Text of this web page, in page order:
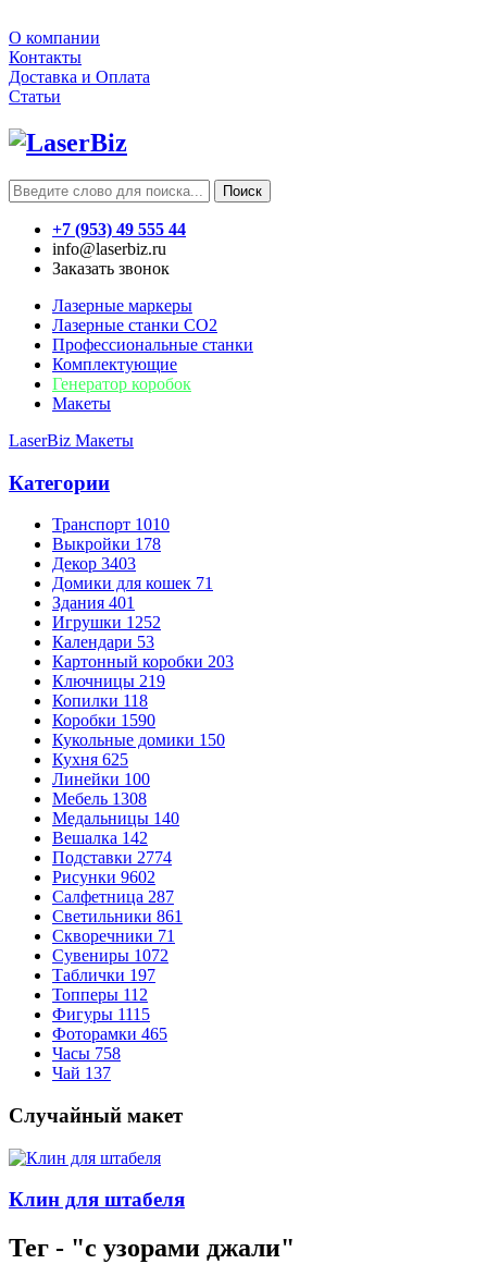
О компании
Контакты
Доставка и Оплата
Статьи
Поиск
+7 (953) 49 555 44
info@laserbiz.ru
Заказать звонок
Лазерные маркеры
Лазерные станки CO2
Профессиональные станки
Комплектующие
Генератор коробок
Макеты
LaserBiz Макеты
Категории
Транспорт 1010
Выкройки 178
Декор 3403
Домики для кошек 71
Здания 401
Игрушки 1252
Календари 53
Картонный коробки 203
Ключницы 219
Копилки 118
Коробки 1590
Кукольные домики 150
Кухня 625
Линейки 100
Мебель 1308
Медальницы 140
Вешалка 142
Подставки 2774
Рисунки 9602
Салфетница 287
Светильники 861
Скворечники 71
Сувениры 1072
Таблички 197
Топперы 112
Фигуры 1115
Фоторамки 465
Часы 758
Чай 137
Случайный макет
Клин для штабеля
Тег - "с узорами джали"